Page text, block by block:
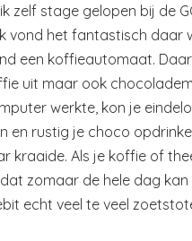
zelf stage gelopen bij de
vond het fantastisch daar
een koffieautomaat.
uit maar ook
werkte, kon je
en rustig je choco
kraaide. Als je koffie of
zomaar de hele dag
echt veel te veel